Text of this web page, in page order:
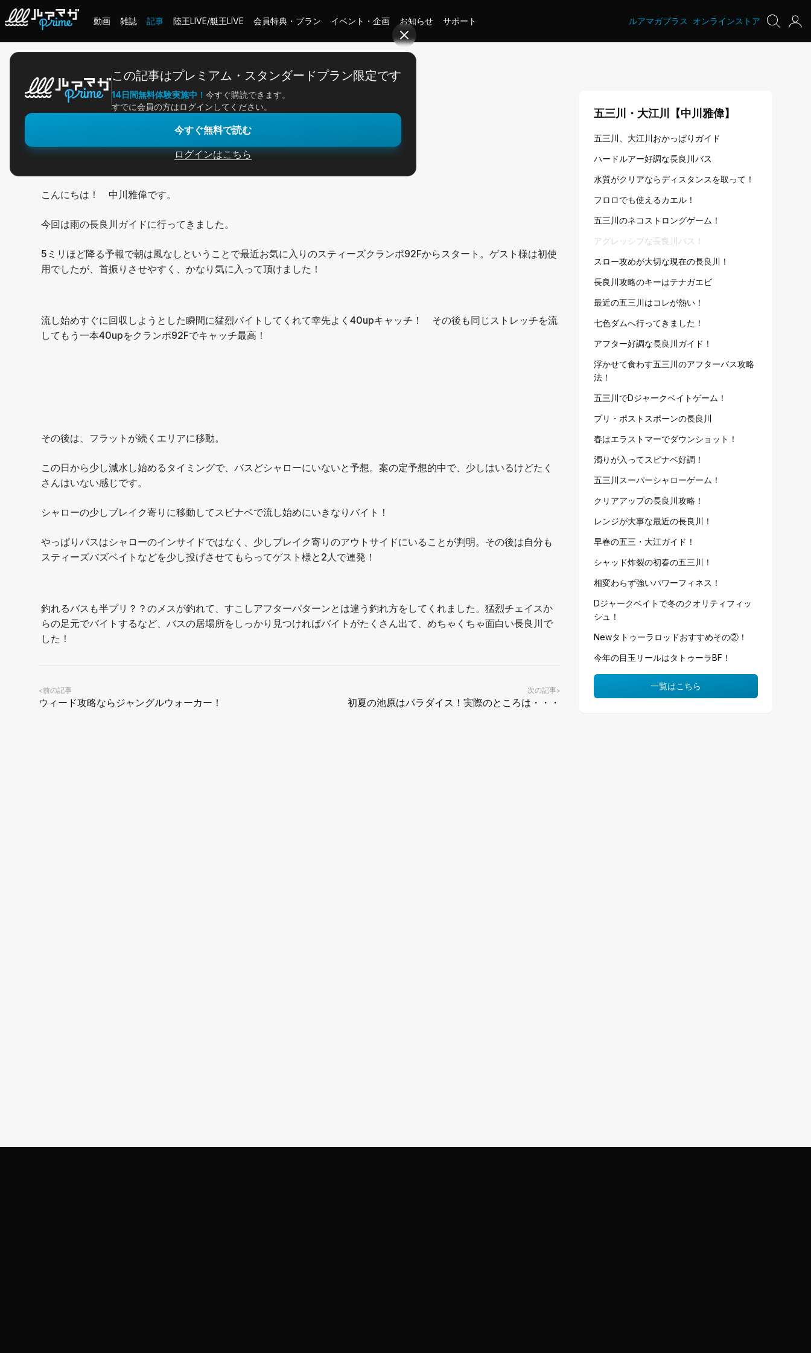
動画 雑誌 記事 陸王LIVE/艇王LIVE 会員特典・プラン イベント・企画 お知らせ サポート ルアマガプラス オンラインストア
この記事はプレミアム・スタンダードプラン限定です
14日間無料体験実施中！ 今すぐ購読できます。
すでに会員の方はログインしてください。
今すぐ無料で読む
ログインはこちら
2026/06/25
アグレッシブな長良川バス！
こんにちは！ 中川雅偉です。
今回は雨の長良川ガイドに行ってきました。
5ミリほど降る予報で朝は風なしということで最近お気に入りのスティーズクランポ92Fからスタート。ゲスト様は初使
用でしたが、首振りさせやすく、かなり気に入って頂けました！
流し始めすぐに回収しようとした瞬間に猛烈バイトしてくれて幸先よく40upキャッチ！ その後も同じストレッチを流
してもう一本40upをクランポ92Fでキャッチ最高！
その後は、フラットが続くエリアに移動。
この日から少し減水し始めるタイミングで、バスどシャローにいないと予想。案の定予想的中で、少しはいるけどたく
さんはいない感じです。
シャローの少しブレイク寄りに移動してスピナベで流し始めにいきなりバイト！
やっぱりバスはシャローのインサイドではなく、少しブレイク寄りのアウトサイドにいることが判明。その後は自分も
スティーズバズベイトなどを少し投げさせてもらってゲスト様と2人で連発！
釣れるバスも半プリ？？のメスが釣れて、すこしアフターパターンとは違う釣れ方をしてくれました。猛烈チェイスか
らの足元でバイトするなど、バスの居場所をしっかり見つければバイトがたくさん出て、めちゃくちゃ面白い長良川で
した！
<前の記事
ウィード攻略ならジャングルウォーカー！
次の記事>
初夏の池原はパラダイス！実際のところは・・・
五三川・大江川【中川雅偉】
五三川、大江川おかっぱりガイド
ハードルアー好調な長良川バス
水質がクリアならディスタンスを取って！
フロロでも使えるカエル！
五三川のネコストロングゲーム！
アグレッシブな長良川バス！
スロー攻めが大切な現在の長良川！
長良川攻略のキーはテナガエビ
最近の五三川はコレが熱い！
七色ダムへ行ってきました！
アフター好調な長良川ガイド！
浮かせて食わす五三川のアフターバス攻略
法！
五三川でDジャークベイトゲーム！
プリ・ポストスポーンの長良川
春はエラストマーでダウンショット！
濁りが入ってスピナベ好調！
五三川スーパーシャローゲーム！
クリアアップの長良川攻略！
レンジが大事な最近の長良川！
早春の五三・大江ガイド！
シャッド炸裂の初春の五三川！
相変わらず強いパワーフィネス！
Dジャークベイトで冬のクオリティフィッ
シュ！
Newタトゥーラロッドおすすめその②！
今年の目玉リールはタトゥーラBF！
一覧はこちら